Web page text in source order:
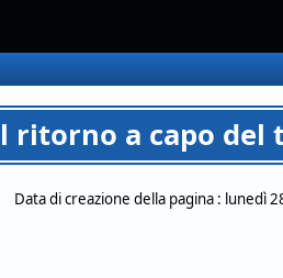
ritorno a capo del
Data di creazione della pagina : lunedì